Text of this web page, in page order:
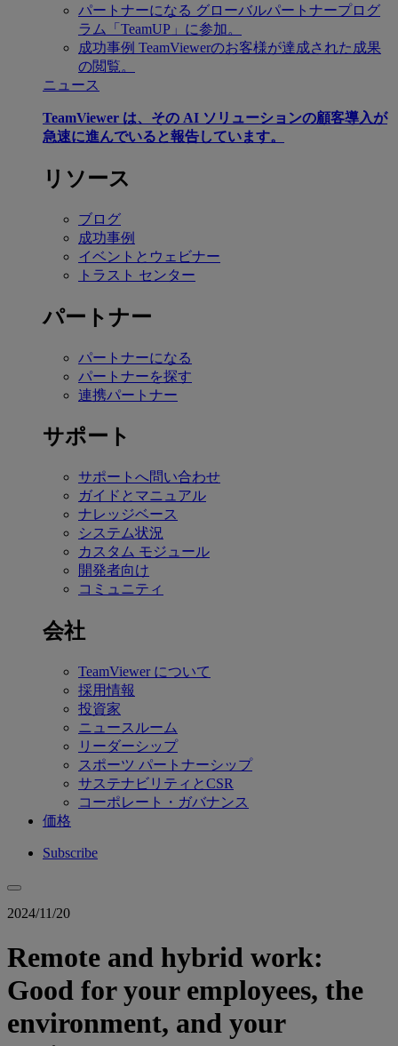
パートナーになる グローバルパートナープログ
ラム「TeamUP」に参加。
成功事例 TeamViewerのお客様が達成された成果
の閲覧。
ニュース
TeamViewer は、その AI ソリューションの顧客導入が
急速に進んでいると報告しています。
リソース
ブログ
成功事例
イベントとウェビナー
トラスト センター
パートナー
パートナーになる
パートナーを探す
連携パートナー
サポート
サポートへ問い合わせ
ガイドとマニュアル
ナレッジベース
システム状況
カスタム モジュール
開発者向け
コミュニティ
会社
TeamViewer について
採用情報
投資家
ニュースルーム
リーダーシップ
スポーツ パートナーシップ
サステナビリティとCSR
コーポレート・ガバナンス
価格
Subscribe
2024/11/20
Remote and hybrid work:
Good for your employees, the
environment, and your